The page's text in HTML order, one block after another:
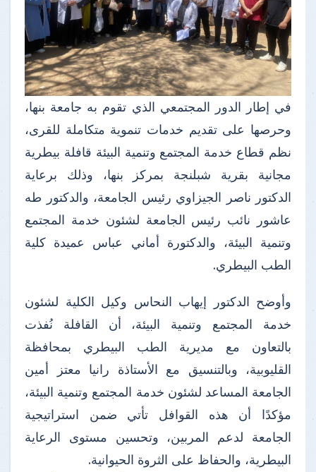
في إطار الدور المجتمعي الذي تقوم به جامعة بنها،
وحرصها على تقديم خدمات تنموية متكاملة للقرى،
نظم قطاع خدمة المجتمع وتنمية البيئة قافلة بيطرية
مجانية بقرية شبلنجة بمركز بنها، وذلك برعاية
الدكتور ناصر الجيزاوي رئيس الجامعة، والدكتور طه
عاشور نائب رئيس الجامعة لشئون خدمة المجتمع
وتنمية البيئة، والدكتورة أماني عباس عميدة كلية
الطب البيطري.
وأوضح الدكتور إيهاب النحاس وكيل الكلية لشئون
خدمة المجتمع وتنمية البيئة، أن القافلة نُفذت
بالتعاون مع مديرية الطب البيطري بمحافظة
القليوبية، وبالتنسيق مع الأستاذة رانيا معتز أمين
الجامعة المساعد لشئون خدمة المجتمع وتنمية البيئة،
مؤكدًا أن هذه القوافل تأتي ضمن استراتيجية
الجامعة لدعم المربين، وتحسين مستوى الرعاية
البيطرية، والحفاظ على الثروة الحيوانية.